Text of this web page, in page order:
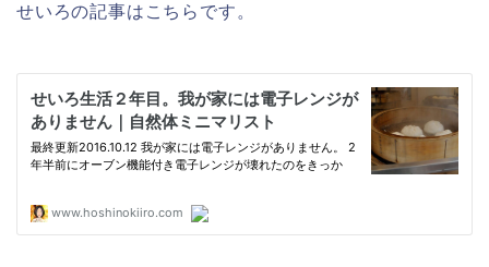
せいろの記事はこちらです。